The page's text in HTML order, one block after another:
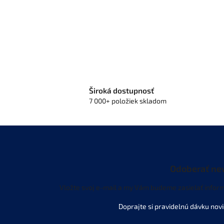
Široká dostupnosť
7 000+ položiek skladom
Odoberať
Vložte svoj e-mail a my Vám budeme zasielať